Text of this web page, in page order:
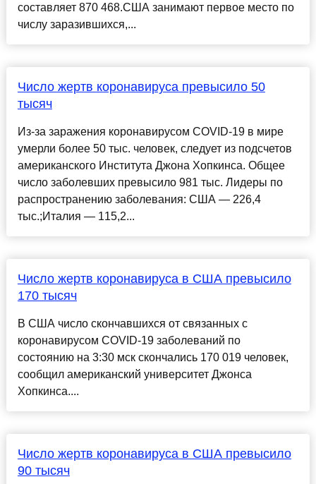
составляет 870 468.США занимают первое место по
числу заразившихся,...
Число жертв коронавируса превысило 50
тысяч
Из-за заражения коронавирусом COVID-19 в мире
умерли более 50 тыс. человек, следует из подсчетов
американского Института Джона Хопкинса. Общее
число заболевших превысило 981 тыс. Лидеры по
распространению заболевания: США — 226,4
тыс.;Италия — 115,2...
Число жертв коронавируса в США превысило
170 тысяч
В США число скончавшихся от связанных с
коронавирусом COVID-19 заболеваний по
состоянию на 3:30 мск скончались 170 019 человек,
сообщил американский университет Джонса
Хопкинса....
Число жертв коронавируса в США превысило
90 тысяч